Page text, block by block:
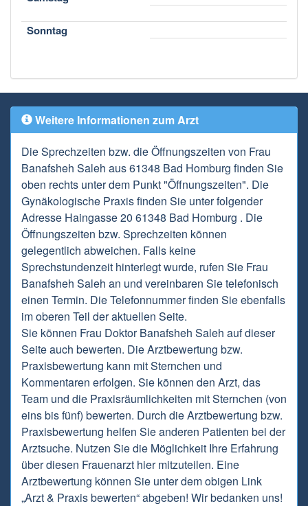
Sonntag
Weitere Informationen zum Arzt
Die Sprechzeiten bzw. die Öffnungszeiten von Frau
Banafsheh Saleh aus 61348 Bad Homburg finden Sie
oben rechts unter dem Punkt "Öffnungszeiten". Die
Gynäkologische Praxis finden Sie unter folgender
Adresse Haingasse 20 61348 Bad Homburg . Die
Öffnungszeiten bzw. Sprechzeiten können
gelegentlich abweichen. Falls keine
Sprechstundenzeit hinterlegt wurde, rufen Sie Frau
Banafsheh Saleh an und vereinbaren Sie telefonisch
einen Termin. Die Telefonnummer finden Sie ebenfalls
im oberen Teil der aktuellen Seite.
Sie können Frau Doktor Banafsheh Saleh auf dieser
Seite auch bewerten. Die Arztbewertung bzw.
Praxisbewertung kann mit Sternchen und
Kommentaren erfolgen. Sie können den Arzt, das
Team und die Praxisräumlichkeiten mit Sternchen (von
eins bis fünf) bewerten. Durch die Arztbewertung bzw.
Praxisbewertung helfen Sie anderen Patienten bei der
Arztsuche. Nutzen Sie die Möglichkeit Ihre Erfahrung
über diesen Frauenarzt hier mitzuteilen. Eine
Arztbewertung können Sie unter dem obigen Link
„Arzt & Praxis bewerten“ abgeben! Wir bedanken uns!